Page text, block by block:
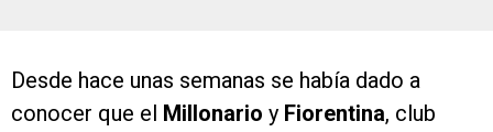
Desde hace unas semanas se había dado a
conocer que el Millonario y Fiorentina, club